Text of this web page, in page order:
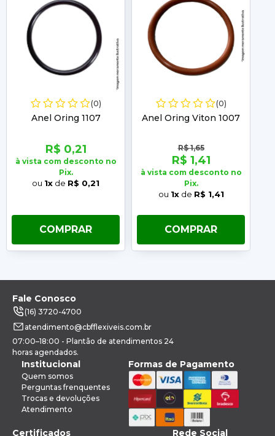
(0)
Anel Oring 1107
R$ 0,21
à vista com desconto no
Pix.
ou 1x de R$ 0,21
COMPRAR
(0)
Anel Oring Viton 1007
R$ 1,65
R$ 1,41
à vista com desconto no
Pix.
ou 1xde R$ 1,41
COMPRAR
Fale Conosco
(16) 3720-4700
atendimento@cbfflexiveis.com.br
07:00–18:00 - Plantão de atendimentos 24
horas agendados.
Institucional
Quem somos
Perguntas frenquentes
Trocas e devoluções
Atendimento
Formas de Pagamento
Certificados Rede Social